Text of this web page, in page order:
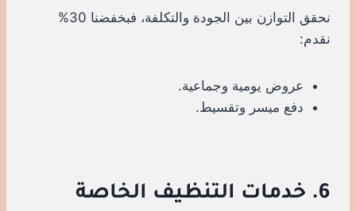
نحقق التوازن بين الجودة والتكلفة، فبخفضنا 30%
نقدم:
عروض يومية وجماعية.
دفع ميسر وتقسيط.
6. خدمات التنظيف الخاصة